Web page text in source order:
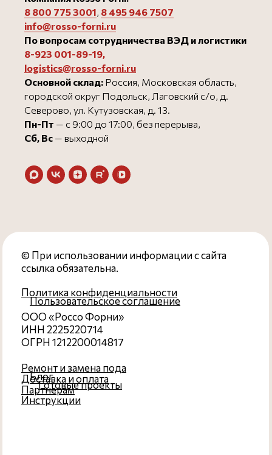
8 800 775 3001, 8 495 946 7507
info@rosso-forni.ru
По вопросам сотрудничества ВЭД и логистики
8-923 001-89-19,
logistics@rosso-forni.ru
Основной склад: Россия, Московская область,
городской округ Подольск, Лаговский с/о, д.
Северово, ул. Кутузовская, д. 13.
Пн-Пт — с 9:00 до 17:00, без перерыва,
Сб, Вс — выходной